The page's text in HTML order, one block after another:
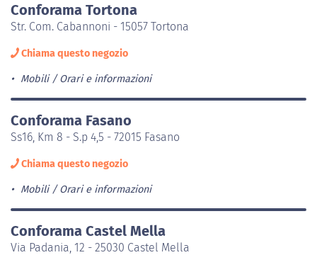
Conforama Tortona
Str. Com. Cabannoni - 15057 Tortona
Chiama questo negozio
Mobili Orari e informazioni
Conforama Fasano
Ss16, Km 8 - S.p 4,5 - 72015 Fasano
Chiama questo negozio
Mobili Orari e informazioni
Conforama Castel Mella
Via Padania, 12 - 25030 Castel Mella